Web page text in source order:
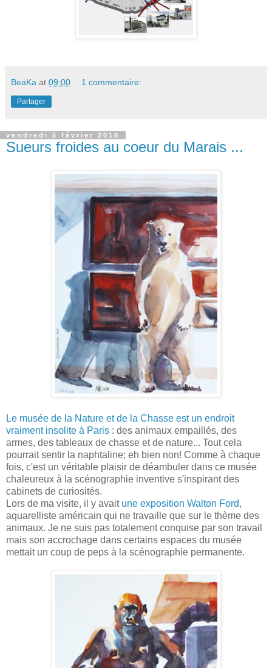
BeaKa at 09:00 1 commentaire:
Partager
vendredi 5 février 2016
Sueurs froides au coeur du Marais ...
Le musée de la Nature et de la Chasse est un endroit
vraiment insolite à Paris : des animaux empaillés, des
armes, des tableaux de chasse et de nature... Tout cela
pourrait sentir la naphtaline; eh bien non! Comme à chaque
fois, c'est un véritable plaisir de déambuler dans ce musée
chaleureux à la scénographie inventive s'inspirant des
cabinets de curiosités.
Lors de ma visite, il y avait une exposition Walton Ford,
aquarelliste américain qui ne travaille que sur le thème des
animaux. Je ne suis pas totalement conquise par son travail
mais son accrochage dans certains espaces du musée
mettait un coup de peps à la scénographie permanente.